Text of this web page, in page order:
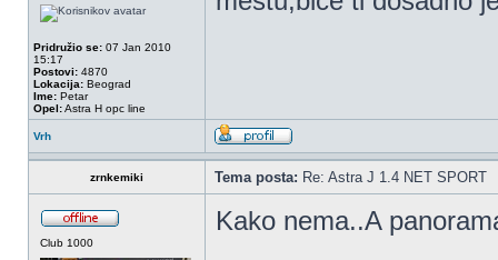
Pridružio se: 07 Jan 2010
15:17
Postovi: 4870
Lokacija: Beograd
Ime: Petar
Opel:Astra H opc line
Vrh
zrnkemiki Tema posta: Re: Astra J 1.4 NET SPORT
Club 1000
Kako nema..A